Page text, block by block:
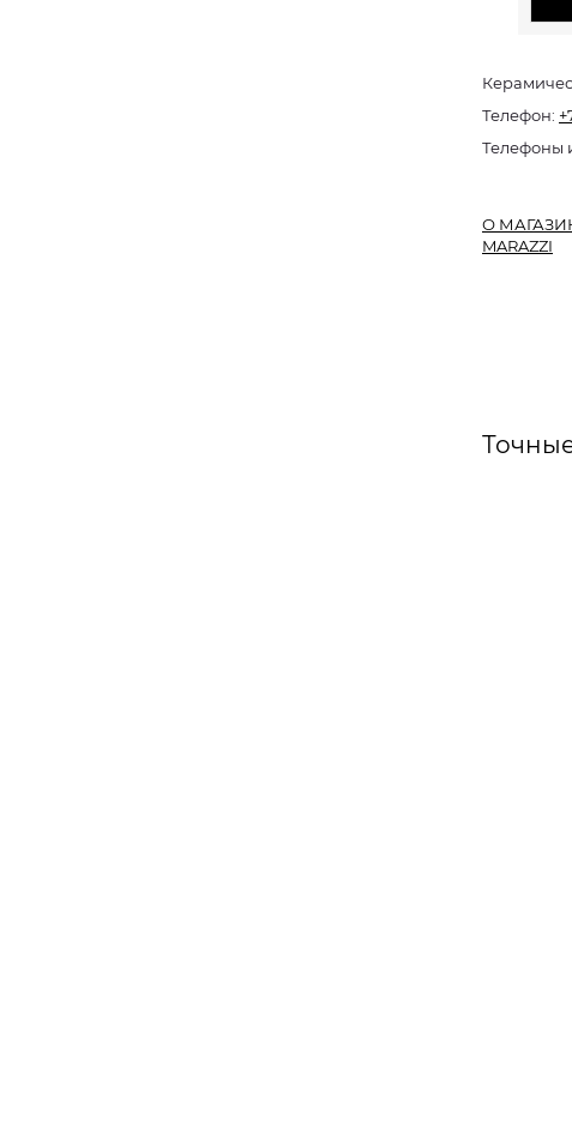
Телефон:
Телефоны
О
MARAZZI